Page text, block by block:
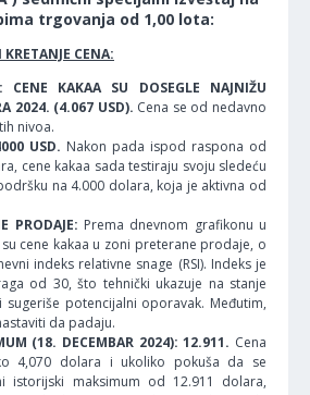
trgovanja od 1,00 lota:
CENA:
CENE KAKAA SU DOSEGLE NAJNIŽU
2024. (4.067 USD). Cena se od nedavno
nivoa.
USD. Nakon pada ispod raspona od
cene kakaa sada testiraju svoju sledeću
na 4.000 dolara, koja je aktivna od
PRODAJE: Prema dnevnom grafikonu u
cene kakaa u zoni preterane prodaje, o
indeks relativne snage (RSI). Indeks je
od 30, što tehnički ukazuje na stanje
potencijalni oporavak. Međutim,
da padaju.
(18. DECEMBAR 2024): 12.911. Cena
4,070 dolara i ukoliko pokuša da se
istorijski maksimum od 12.911 dolara,